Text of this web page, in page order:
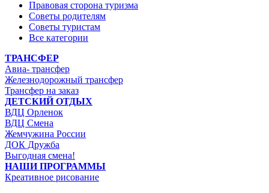
Правовая сторона туризма
Советы родителям
Советы туристам
Все категории
ТРАНСФЕР
Авиа- трансфер
Железнодорожный трансфер
Трансфер на заказ
ДЕТСКИЙ ОТДЫХ
ВДЦ Орленок
ВДЦ Смена
Жемчужина России
ДОК Дружба
Выгодная смена!
НАШИ ПРОГРАММЫ
Креативное рисование